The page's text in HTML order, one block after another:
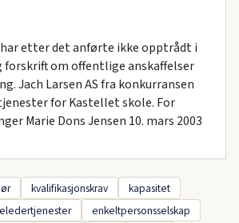
etter det anførte ikke opptrådt i
forskrift om offentlige anskaffelser
Jach Larsen AS fra konkurransen
for Kastellet skole. For
Marie Dons Jensen 10. mars 2003
kvalifikasjonskrav
kapasitet
enkeltpersonsselskap